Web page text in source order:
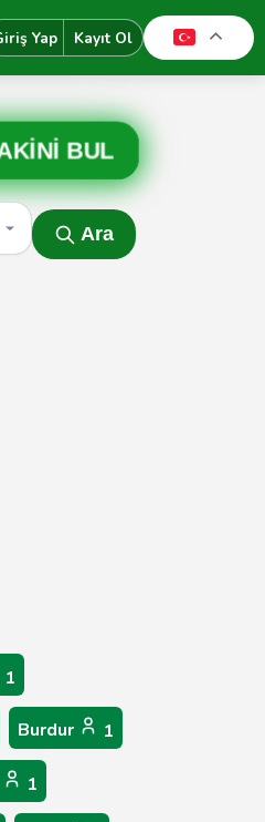
Yap Kayıt Ol
BUL
Ara
1
Burdur 1
1